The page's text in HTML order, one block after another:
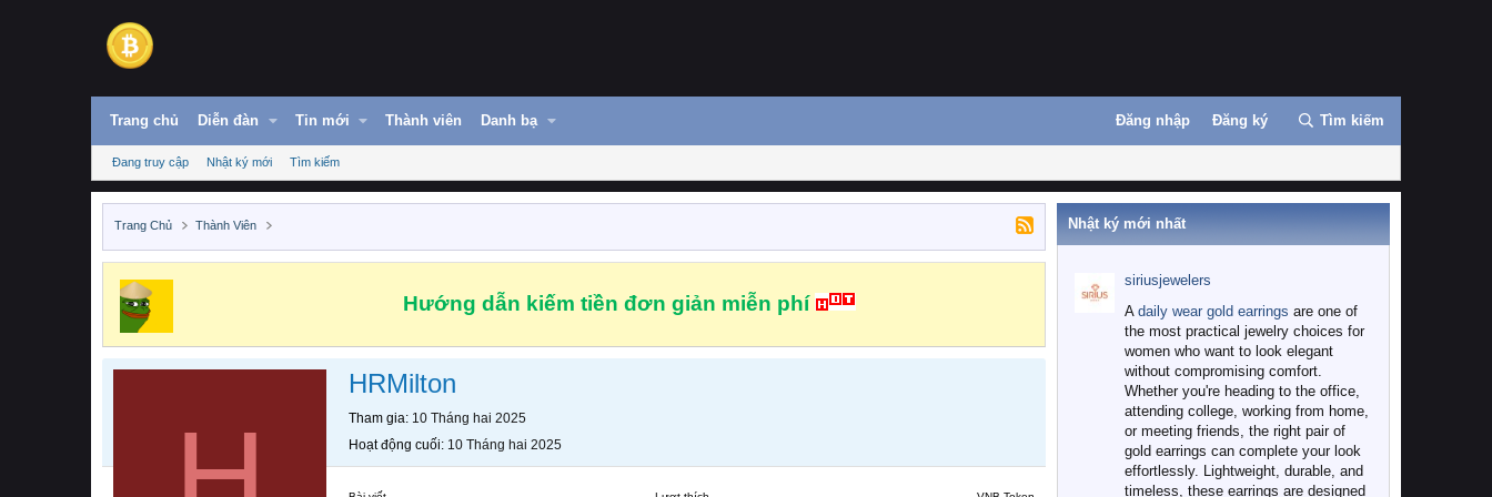
Trang chủ Diễn đàn Tin mới Thành viên Danh bạ Đăng nhập Đăng ký Tìm kiếm
Đang truy cập Nhật ký mới Tìm kiếm
Trang Chủ Thành Viên
Hướng dẫn kiếm tiền đơn giản miễn phí
HRMilton
Tham gia 10 Tháng hai 2025
Hoạt động cuối 10 Tháng hai 2025
Nhật ký mới nhất
siriusjewelers
A daily wear gold earrings are one of
the most practical jewelry choices for
women who want to look elegant
without compromising comfort.
Whether you're heading to the office,
attending college, working from home,
or meeting friends, the right pair of
gold earrings can complete your look
effortlessly. Lightweight, durable, and
timeless, these earrings are designed